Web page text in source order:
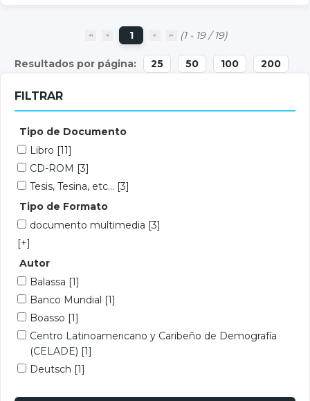
1 (1 - 19 / 19)
25 50 100 200
FILTRAR
Tipo de Documento
Libro [11]
CD-ROM [3]
Tesis, Tesina, etc... [3]
Tipo de Formato
documento multimedia [3]
[+]
Autor
Balassa [1]
Banco Mundial [1]
Boasso [1]
Centro Latinoamericano y Caribeño de Demografía
(CELADE) [1]
Deutsch [1]